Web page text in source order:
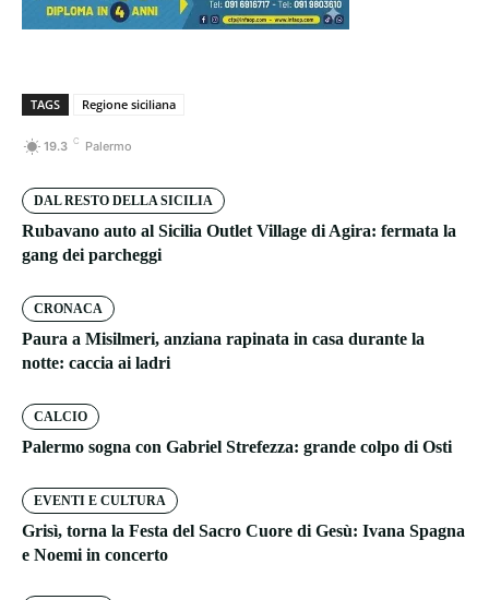
TAGS Regione siciliana
19.3 C Palermo
DAL RESTO DELLA SICILIA
Rubavano auto al Sicilia Outlet Village di Agira: fermata la
gang dei parcheggi
CRONACA
Paura a Misilmeri, anziana rapinata in casa durante la
notte: caccia ai ladri
CALCIO
Palermo sogna con Gabriel Strefezza: grande colpo di Osti
EVENTI E CULTURA
Grisì, torna la Festa del Sacro Cuore di Gesù: Ivana Spagna
e Noemi in concerto